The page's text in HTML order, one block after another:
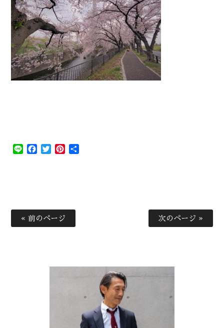
Line Facebook
TwitterPinterest
« 前のページ 次のページ »